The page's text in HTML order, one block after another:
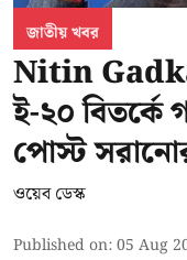
জাতীয় খবর
Nitin
ই-২০
পোস্ট সরানোর
ওয়েব ডেস্ক
Published on:05 Aug